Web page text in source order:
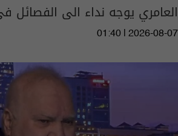
العامري يوجه نداء الى الفصائل
01:40 | 2026-08-07